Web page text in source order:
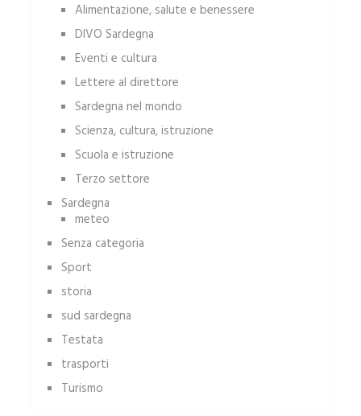
Alimentazione, salute e benessere
DIVO Sardegna
Eventi e cultura
Lettere al direttore
Sardegna nel mondo
Scienza, cultura, istruzione
Scuola e istruzione
Terzo settore
Sardegna
meteo
Senza categoria
Sport
storia
sud sardegna
Testata
trasporti
Turismo